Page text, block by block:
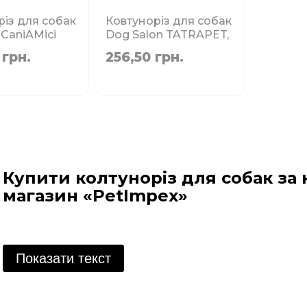
для собак
Ковтуноріз для собак
Dog Salon TATRAPET,
Немає в наявності
256,50 грн.
Купити колтуноріз для собак
магазин «PetImpex»
сплутаних вовняних грудок у собак. Це ніж або гребінь з
розрізають або розплутують вовну, не пошкоджуючи
інструментом для догляду за собаками, особливо для
Показати текст